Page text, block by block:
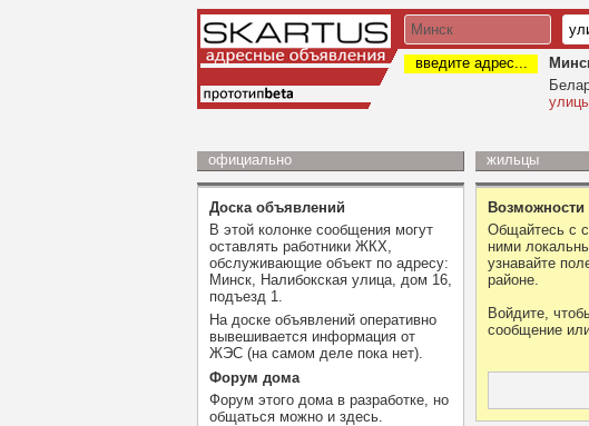
введите адрес...
официально
Доска объявлений
В этой колонке сообщения могут
оставлять работники ЖКХ,
обслуживающие объект по адресу:
Минск, Налибокская улица, дом 16,
подъезд 1.
На доске объявлений оперативно
вывешивается информация от
ЖЭС (на самом деле пока нет).
Форум дома
Форум этого дома в разработке, но
общаться можно и здесь.
жильцы
Возможности
Общайтесь с
ними
узнавайте
районе.
Войдите,
сообщение